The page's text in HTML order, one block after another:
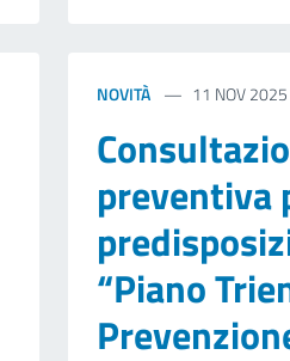
NOVITÀ 11 NOV 2025
preventiva
“Piano